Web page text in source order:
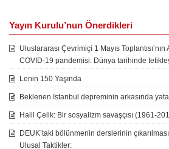
Yayın Kurulu’nun Önerdikleri
Uluslararası Çevrimiçi 1 Mayıs Toplantısı’nın
COVID-19 pandemisi: Dünya tarihinde
Lenin 150 Yaşında
Beklenen İstanbul depreminin arkasında
Halil Çelik: Bir sosyalizm savaşçısı (1961-
DEUK’taki bölünmenin derslerinin
Ulusal Taktikler: